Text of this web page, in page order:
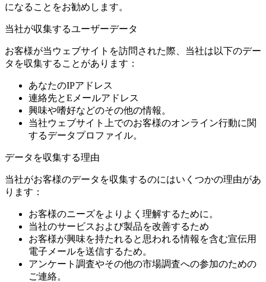
になることをお勧めします。
当社が収集するユーザーデータ
お客様が当ウェブサイトを訪問された際、当社は以下のデー
タを収集することがあります：
あなたのIPアドレス
連絡先とEメールアドレス
興味や嗜好などのその他の情報。
当社ウェブサイト上でのお客様のオンライン行動に関
するデータプロファイル。
データを収集する理由
当社がお客様のデータを収集するのにはいくつかの理由があ
ります：
お客様のニーズをよりよく理解するために。
当社のサービスおよび製品を改善するため
お客様が興味を持たれると思われる情報を含む宣伝用
電子メールを送信するため。
アンケート調査やその他の市場調査への参加のための
ご連絡。